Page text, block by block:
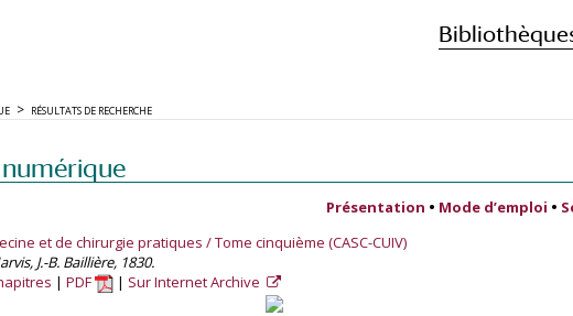
RÉSULTATS DE RECHERCHE
Présentation • Mode d’emploi •
et de chirurgie pratiques / Tome cinquième (CASC-CUIV)
J.-B. Baillière, 1830.
PDF Sur Internet Archive